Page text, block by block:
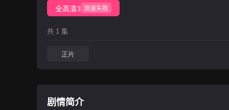
全高清3 测速失败
共 1 集
正片
剧情简介